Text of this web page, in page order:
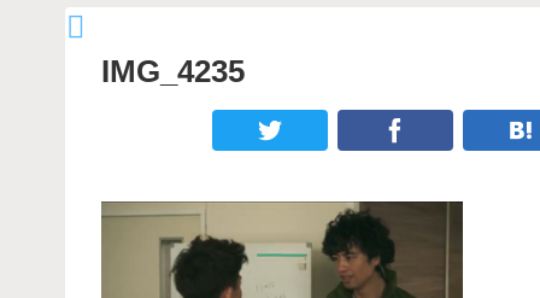
IMG_4235